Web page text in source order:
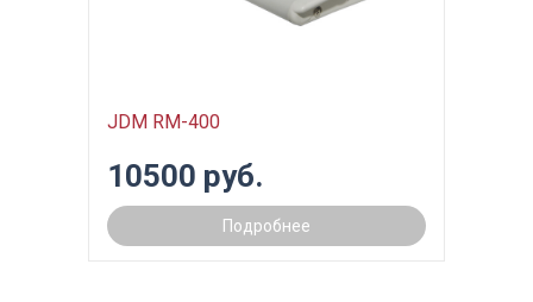
JDM RM-400
10500 руб.
Подробнее